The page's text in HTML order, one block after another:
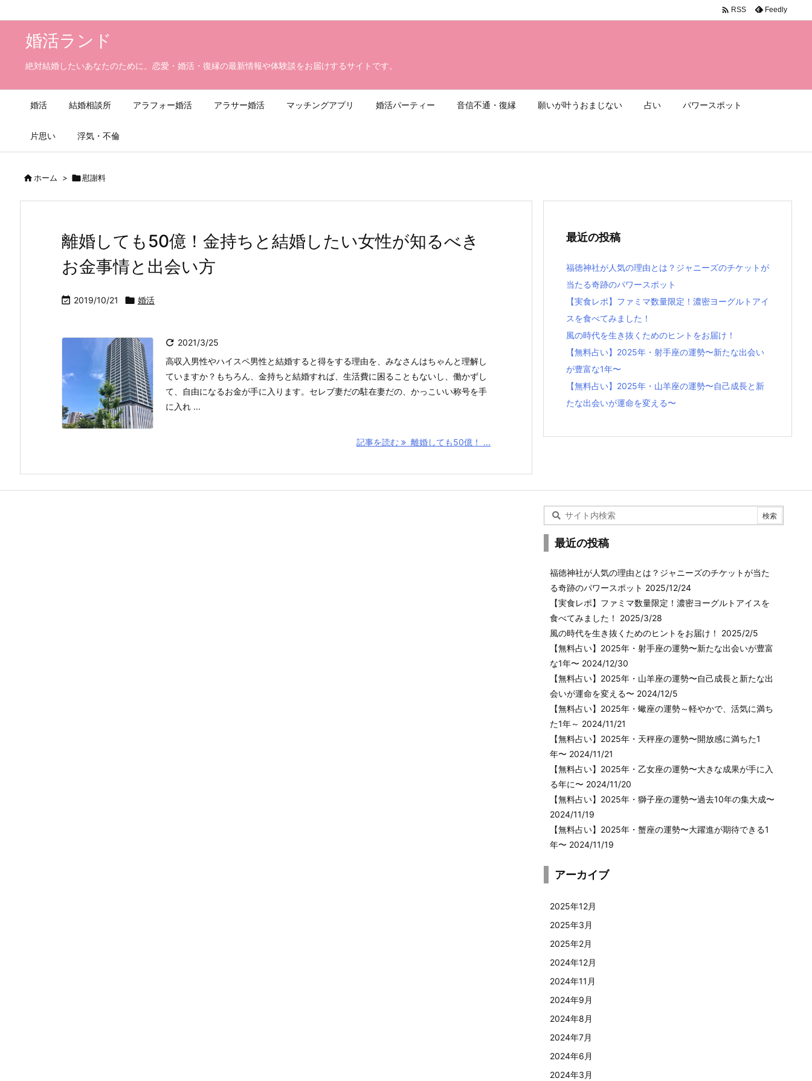
婚活ランド
絶対結婚したいあなたのために。恋愛・婚活・復縁の最新情報や体験談をお届けするサイトです。
婚活 結婚相談所 アラフォー婚活 アラサー婚活 マッチングアプリ 婚活パーティー 音信不通・復縁 願いが叶うおまじない 占い パワースポット
片思い 浮気・不倫
 RSS Feedly
ホーム > 慰謝料
離婚しても50億！金持ちと結婚したい女性が知るべき
お金事情と出会い方
 2019/10/21  婚活
 2021/3/25
高収入男性やハイスペ男性と結婚すると得をする理由を、みなさんはちゃんと理解し
ていますか？もちろん、金持ちと結婚すれば、生活費に困ることもないし、働かずし
て、自由になるお金が手に入ります。セレブ妻だの駐在妻だの、かっこいい称号を手
に入れ ...
記事を読む 離婚しても50億！ ...
最近の投稿
福徳神社が人気の理由とは？ジャニーズのチケットが
当たる奇跡のパワースポット
【実食レポ】ファミマ数量限定！濃密ヨーグルトアイ
スを食べてみました！
風の時代を生き抜くためのヒントをお届け！
【無料占い】2025年・射手座の運勢〜新たな出会い
が豊富な1年〜
【無料占い】2025年・山羊座の運勢〜自己成長と新
たな出会いが運命を変える〜
最近の投稿
福徳神社が人気の理由とは？ジャニーズのチケットが当た
る奇跡のパワースポット 2025/12/24
【実食レポ】ファミマ数量限定！濃密ヨーグルトアイスを
食べてみました！
2025/3/28
風の時代を生き抜くためのヒントをお届け！
2025/2/5
【無料占い】2025年・射手座の運勢〜新たな出会いが豊富
な1年〜 2024/12/30
【無料占い】2025年・山羊座の運勢〜自己成長と新たな出
会いが運命を変える〜 2024/12/5
【無料占い】2025年・蠍座の運勢～軽やかで、活気に満ち
た1年～ 2024/11/21
【無料占い】2025年・天秤座の運勢〜開放感に満ちた1
年〜 2024/11/21
【無料占い】2025年・乙女座の運勢〜大きな成果が手に入
る年に〜 2024/11/20
【無料占い】2025年・獅子座の運勢〜過去10年の集大成〜
2024/11/19
【無料占い】2025年・蟹座の運勢〜大躍進が期待できる1
年〜 2024/11/19
アーカイブ
2025年12月
2025年3月
2025年2月
2024年12月
2024年11月
2024年9月
2024年8月
2024年7月
2024年6月
2024年3月